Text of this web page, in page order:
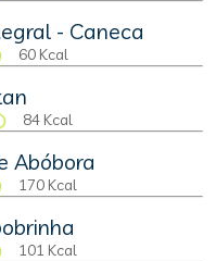
- Caneca
60 Kcal
84 Kcal
Abóbora
170 Kcal
101 Kcal